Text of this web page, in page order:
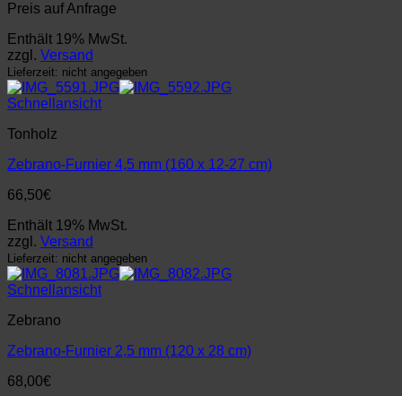
Preis auf Anfrage
Enthält 19% MwSt.
zzgl. Versand
Lieferzeit: nicht angegeben
Schnellansicht
Tonholz
Zebrano-Furnier 4,5 mm (160 x 12-27 cm)
66,50€
Enthält 19% MwSt.
zzgl. Versand
Lieferzeit: nicht angegeben
Schnellansicht
Zebrano
Zebrano-Furnier 2,5 mm (120 x 28 cm)
68,00€